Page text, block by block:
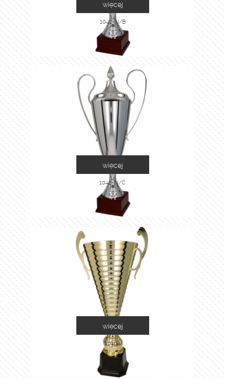
1042-N/B
więcej
1042-N/C
więcej
1049A
więcej